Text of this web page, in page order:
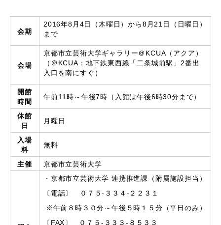
会期
2016年8月4日（木曜日）から8月21日（日曜日）
まで
会場
京都市立芸術大学ギャラリー＠KCUA（アクア）
（＠KCUA：地下鉄東西線「二条城前駅」2番出
入口を南にすぐ）
開館
時間
午前11時～午後7時（入館は午後6時30分まで）
休館
日
月曜日
入場
料
無料
主催 京都市立芸術大学
・京都市立芸術大学 連携推進課（附属施設担当）
〔電話〕 ０７５-３３４-２２３１
※午前８時３０分～午後５時１５分（平日のみ）
〔FAX〕 ０７５-３３３-８５３３